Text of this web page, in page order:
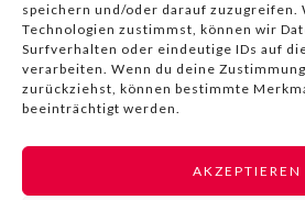
speichern und/oder darauf zuzugreifen.
Technologien zustimmst, können wir
Surfverhalten oder eindeutige IDs auf
verarbeiten. Wenn du deine
zurückziehst, können bestimmte
beeinträchtigt werden.
AKZEPTIEREN
© COPYRIGHT BY LIVINN |